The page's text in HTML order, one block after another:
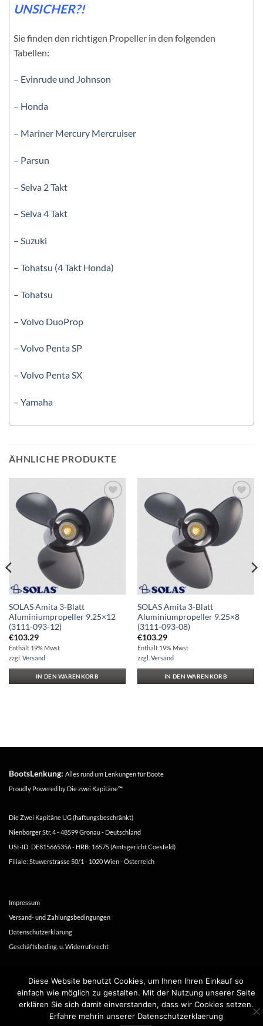
UNSICHER?!
Sie finden den richtigen Propeller in den folgenden
Tabellen:
– Evinrude und Johnson
– Honda
– Mariner Mercury Mercruiser
– Parsun
– Selva 2 Takt
– Selva 4 Takt
– Suzuki
– Tohatsu (4 Takt Honda)
– Tohatsu
– Volvo DuoProp
– Volvo Penta SP
– Volvo Penta SX
– Yamaha
ÄHNLICHE PRODUKTE
Auf die
Wunschliste
SOLAS Amita 3-Blatt
Aluminiumpropeller 9.25×12
(3111-093-12)
€103.29
Enthält 19% Mwst
zzgl. Versand
IN DEN WARENKORB
Auf die
Wunschliste
SOLAS Amita 3-Blatt
Aluminiumpropeller 9.25×8
(3111-093-08)
€103.29
Enthält 19% Mwst
zzgl. Versand
IN DEN WARENKORB
BootsLenkung: Alles rund um Lenkungen für Boote
Proudly Powered by Die zwei Kapitäne™
Die Zwei Kapitäne UG (haftungsbeschränkt)
Nienborger Str. 4 - 48599 Gronau - Deutschland
USt-ID: DE815665356 - HRB: 16575 (Amtsgericht Coesfeld)
Filiale: Stuwerstrasse 50/1 - 1020 Wien - Österreich
Impressum
Versand- und Zahlungsbedingungen
Datenschutzerklärung
Geschäftsbeding. u. Widerrufsrecht
Copyright 2016-2026 © Die zwei Kapitäne
Diese Website benutzt Cookies, um Ihnen Ihren Einkauf so
einfach wie möglich zu gestalten. Mit der Nutzung unserer Seite
erklären Sie sich damit einverstanden, dass wir Cookies setzen.
Erfahre mehrin unserer Datenschutzerklaerung